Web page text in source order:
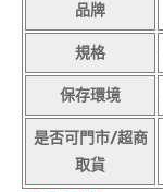
品牌
規格
保存環境
是否可門市/超商
取貨